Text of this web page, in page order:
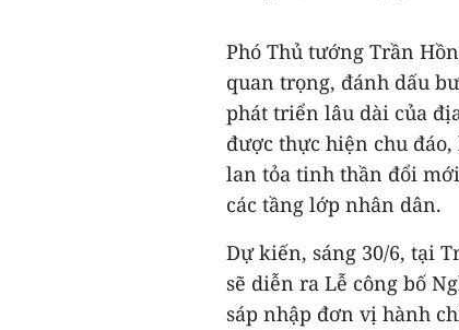
Phó Thủ tướng Trần
quan trọng, đánh dấu
phát triển lâu dài của
được thực hiện chu
lan tỏa tinh thần đổi
các tầng lớp nhân dân.
Dự kiến, sáng 30/6, tại
sẽ diễn ra Lễ công bố
sáp nhập đơn vị hành